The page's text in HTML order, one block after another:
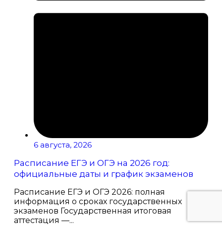
6 августа, 2026
Расписание ЕГЭ и ОГЭ на 2026 год:
официальные даты и график экзаменов
Расписание ЕГЭ и ОГЭ 2026: полная
информация о сроках государственных
экзаменов Государственная итоговая
аттестация —...